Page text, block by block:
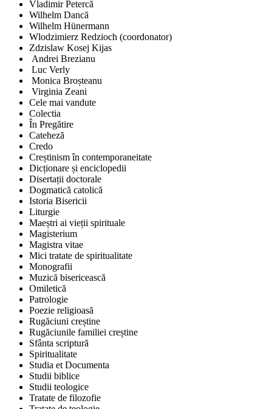
Vladimir Petercă
Wilhelm Dancă
Wilhelm Hünermann
Wlodzimierz Redzioch (coordonator)
Zdzislaw Kosej Kijas
Andrei Brezianu
Luc Verly
Monica Broșteanu
Virginia Zeani
Cele mai vandute
Colectia
În Pregătire
Cateheză
Credo
Creștinism în contemporaneitate
Dicționare și enciclopedii
Disertații doctorale
Dogmatică catolică
Istoria Bisericii
Liturgie
Maeștri ai vieții spirituale
Magisterium
Magistra vitae
Mici tratate de spiritualitate
Monografii
Muzică bisericească
Omiletică
Patrologie
Poezie religioasă
Rugăciuni creștine
Rugăciunile familiei creștine
Sfânta scriptură
Spiritualitate
Studia et Documenta
Studii biblice
Studii teologice
Tratate de filozofie